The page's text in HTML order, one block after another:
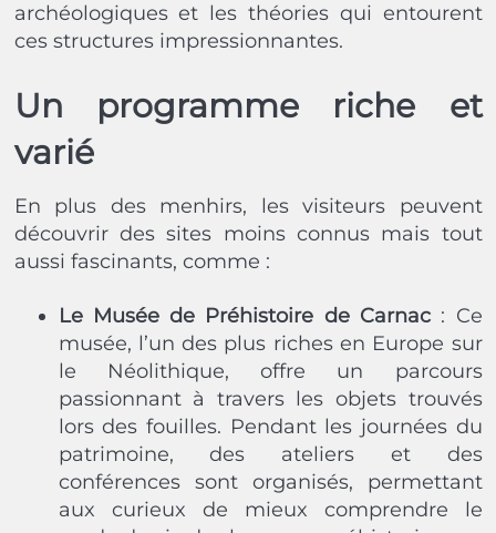
archéologiques et les théories qui entourent
ces structures impressionnantes.
Un programme riche et
varié
En plus des menhirs, les visiteurs peuvent
découvrir des sites moins connus mais tout
aussi fascinants, comme :
Le Musée de Préhistoire de Carnac: Ce
musée, l’un des plus riches en Europe sur
le Néolithique, offre un parcours
passionnant à travers les objets trouvés
lors des fouilles. Pendant les journées du
patrimoine, des ateliers et des
conférences sont organisés, permettant
aux curieux de mieux comprendre le